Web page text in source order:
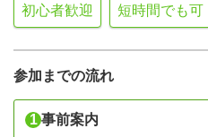
初心者歓迎 短時間でも可
参加までの流れ
1 事前案内